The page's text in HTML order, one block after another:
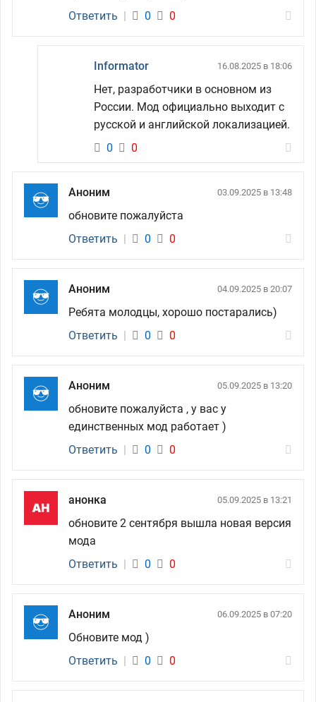
Ответить | 0 0
Informator 16.08.2025 в 18:06
Нет, разработчики в основном из
России. Мод официально выходит с
русской и английской локализацией.
0
0
Аноним 03.09.2025 в 13:48
обновите пожалуйста
Ответить | 0 0
Аноним 04.09.2025 в 20:07
Ребята молодцы, хорошо постарались)
Ответить | 0 0
Аноним 05.09.2025 в 13:20
обновите пожалуйста , у вас у
единственных мод работает )
Ответить | 0 0
анонка 05.09.2025 в 13:21
обновите 2 сентября вышла новая версия
мода
Ответить | 0 0
Аноним 06.09.2025 в 07:20
Обновите мод )
Ответить | 0 0